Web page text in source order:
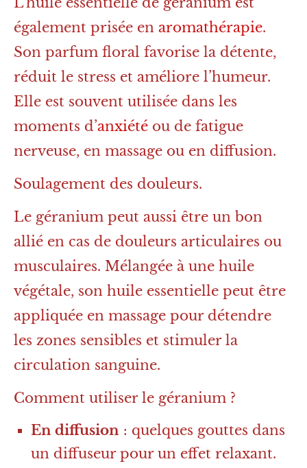
également prisée en aromathérapie.
Son parfum floral favorise la détente,
réduit le stress et améliore l’humeur.
Elle est souvent utilisée dans les
moments d’anxiété ou de fatigue
nerveuse, en massage ou en diffusion.
Soulagement des douleurs.
Le géranium peut aussi être un bon
allié en cas de douleurs articulaires ou
musculaires. Mélangée à une huile
végétale, son huile essentielle peut être
appliquée en massage pour détendre
les zones sensibles et stimuler la
circulation sanguine.
Comment utiliser le géranium ?
En diffusion : quelques gouttes dans
un diffuseur pour un effet relaxant.